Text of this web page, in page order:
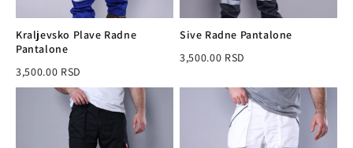
Kraljevsko Plave Radne
Pantalone
3,500.00 RSD
Sive Radne Pantalone
3,500.00 RSD